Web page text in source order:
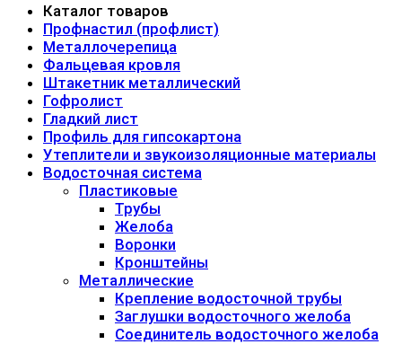
Каталог товаров
Профнастил (профлист)
Металлочерепица
Фальцевая кровля
Штакетник металлический
Гофролист
Гладкий лист
Профиль для гипсокартона
Утеплители и звукоизоляционные материалы
Водосточная система
Пластиковые
Трубы
Желоба
Воронки
Кронштейны
Металлические
Крепление водосточной трубы
Заглушки водосточного желоба
Соединитель водосточного желоба